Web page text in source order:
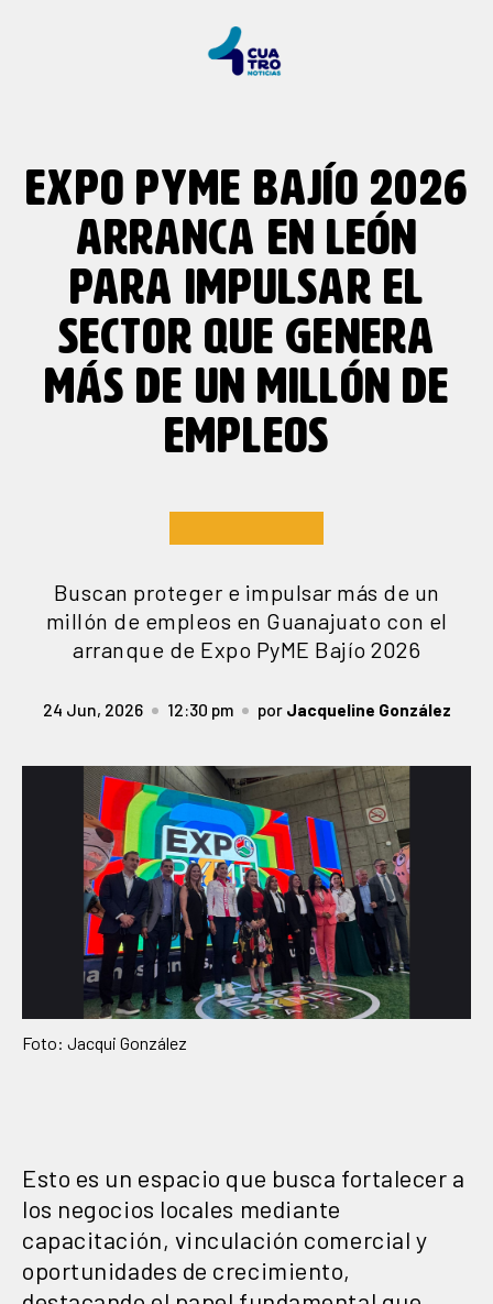
EXPO PYME BAJÍO 2026
ARRANCA EN LEÓN
PARA IMPULSAR EL
SECTOR QUE GENERA
MÁS DE UN MILLÓN DE
EMPLEOS
Buscan proteger e impulsar más de un
millón de empleos en Guanajuato con el
arranque de Expo PyME Bajío 2026
24 Jun, 2026 12:30 pm por Jacqueline González
Foto: Jacqui González
Esto es un espacio que busca fortalecer a
los negocios locales mediante
capacitación, vinculación comercial y
oportunidades de crecimiento,